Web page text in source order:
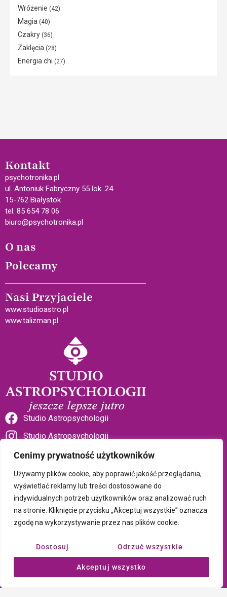
Cenimy prywatność użytkowników
Używamy plików cookie, aby poprawić jakość przeglądania,
wyświetlać reklamy lub treści dostosowane do
indywidualnych potrzeb użytkowników oraz analizować ruch
na stronie. Kliknięcie przycisku „Akceptuj wszystkie” oznacza
zgodę na wykorzystywanie przez nas plików cookie.
Dostosuj Odrzuć wszystkie
Akceptuj wszystko
Wróżenie (42)
Magia (40)
Czakry (36)
Zaklęcia (28)
Energia chi (27)
Kontakt
psychotronika.pl
ul. Antoniuk Fabryczny 55 lok. 24
15-762 Białystok
tel. 85 654 78 06
biuro@psychotronika.pl
O nas
Polecamy
Nasi Przyjaciele
www.studioastro.pl
www.talizman.pl
Studio Astropsychologii
Studio Astropsychologii
Sklep Talizman
Polityka prywatności i plików cookie
Wszystkie treści umieszczone na tej stronie są chronione prawem